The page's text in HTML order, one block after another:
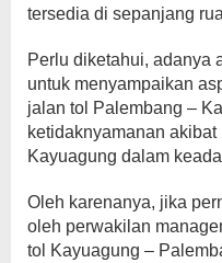
tersedia di sepanjang
Perlu diketahui, adanya
untuk menyampaikan
jalan tol Palembang –
ketidaknyamanan
Kayuagung dalam
Oleh karenanya, jika
oleh perwakilan
tol Kayuagung –